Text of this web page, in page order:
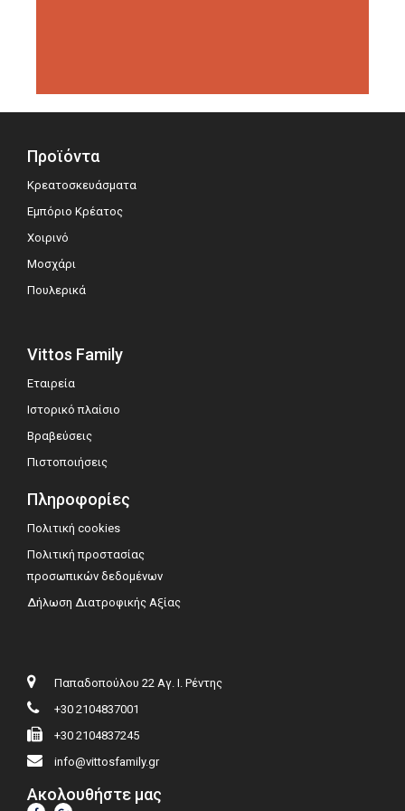
Προϊόντα
Κρεατοσκευάσματα
Εμπόριο Κρέατος
Χοιρινό
Μοσχάρι
Πουλερικά
Vittos Family
Εταιρεία
Ιστορικό πλαίσιο
Βραβεύσεις
Πιστοποιήσεις
Πληροφορίες
Πολιτική cookies
Πολιτική προστασίας
προσωπικών δεδομένων
Δήλωση Διατροφικής Αξίας
Παπαδοπούλου 22 Αγ. Ι. Ρέντης
+30 2104837001
+30 2104837245
info@vittosfamily.gr
Ακολουθήστε μας